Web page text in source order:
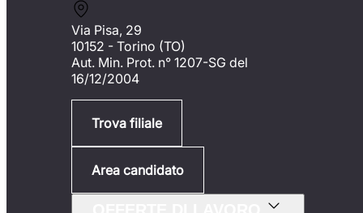
Via Pisa, 29
10152 - Torino (TO)
Aut. Min. Prot. n° 1207-SG del
16/12/2004
Trova filiale
Area candidato